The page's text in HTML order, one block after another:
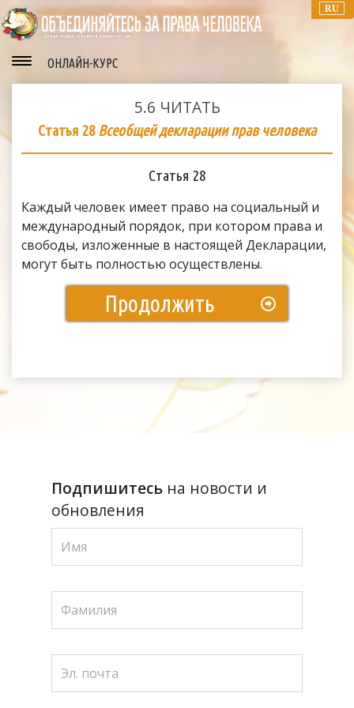
RU
ОНЛАЙН-КУРС
5.6 ЧИТАТЬ
Статья 28Всеобщей декларации прав человека
Статья 28
Каждый человек имеет право на социальный и
международный порядок, при котором права и
свободы, изложенные в настоящей Декларации,
могут быть полностью осуществлены.
Продолжить
Подпишитесьна новости и
обновления